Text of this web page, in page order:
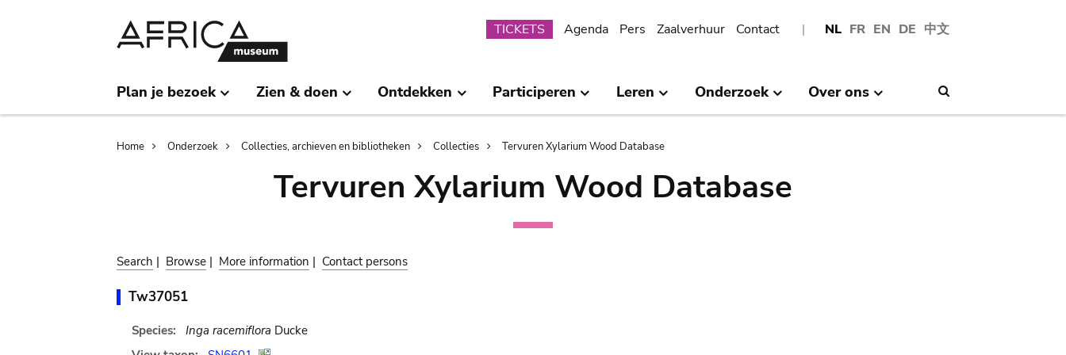
NL FR EN DE 中文
Submenu
TICKETS Agenda Pers Zaalverhuur Contact
Plan je bezoek Zien & doen Ontdekken Participeren Leren Onderzoek Over ons
Breadcrumb
Home Onderzoek Collecties, archieven en bibliotheken Collecties Tervuren Xylarium Wood Database
Tervuren Xylarium Wood Database
Search | Browse | More information | Contact persons
Tw37051
Species: Inga racemiflora Ducke